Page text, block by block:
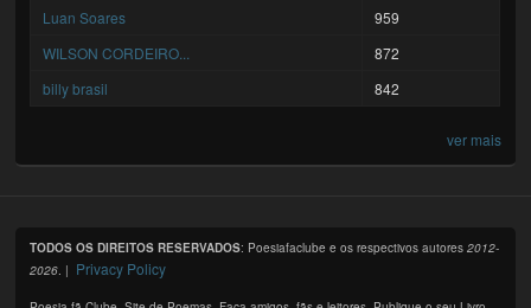
Luan Soares
959
WILSON CORDEIRO...
872
billy brasil
842
ver mais
TODOS OS DIREITOS RESERVADOS: Poesiafaclube e os respectivos autores2012-
2026. | Privacy Policy